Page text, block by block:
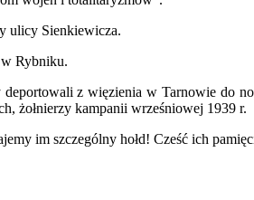
ulicy Sienkiewicza.
Rybniku.
z więzienia w Tarnowie do
żołnierzy kampanii wrześniowej 1939 r.
im szczególny hołd! Cześć ich